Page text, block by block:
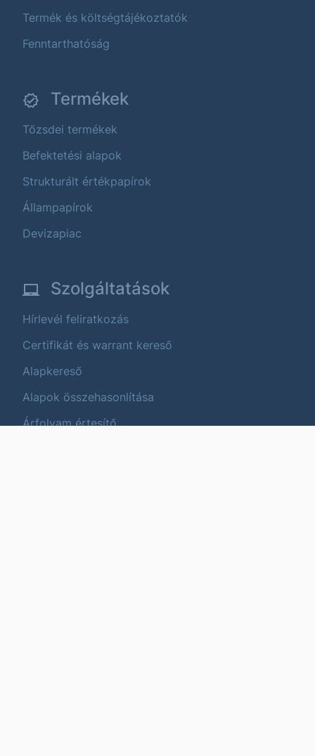
Termék és költségtájékoztatók
Fenntarthatóság
Termékek
Tőzsdei termékek
Befektetési alapok
Strukturált értékpapírok
Állampapírok
Devizapiac
Szolgáltatások
Hírlevél feliratkozás
Certifikát és warrant kereső
Alapkereső
Alapok összehasonlítása
Árfolyam értesítő